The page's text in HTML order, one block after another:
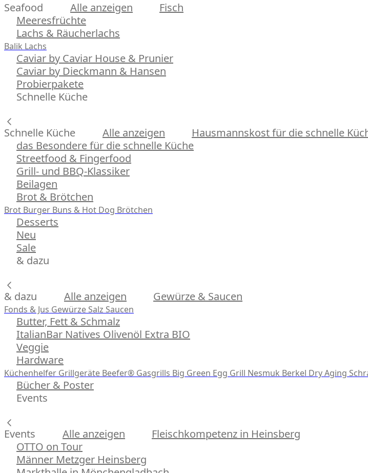
Seafood Alle anzeigen
Fisch
Meeresfrüchte
Lachs & Räucherlachs
Balik Lachs
Caviar by Caviar House & Prunier
Caviar by Dieckmann & Hansen
Probierpakete
Schnelle Küche
Schnelle Küche Alle anzeigen
Hausmannskost für die schnelle
das Besondere für die schnelle Küche
Streetfood & Fingerfood
Grill- und BBQ-Klassiker
Beilagen
Brot & Brötchen
Brot Burger Buns & Hot Dog Brötchen
Desserts
Neu
Sale
& dazu
& dazu Alle anzeigen Gewürze & Saucen
Fonds & Jus Gewürze Salz Saucen
Butter, Fett & Schmalz
ItalianBar Natives Olivenöl Extra BIO
Veggie
Hardware
Küchenhelfer Grillgeräte Beefer® Gasgrills Big Green Egg Grill Nesmuk Berkel Dry Aging
Bücher & Poster
Events
Events Alle anzeigen
Fleischkompetenz in Heinsberg
OTTO on Tour
Männer Metzger Heinsberg